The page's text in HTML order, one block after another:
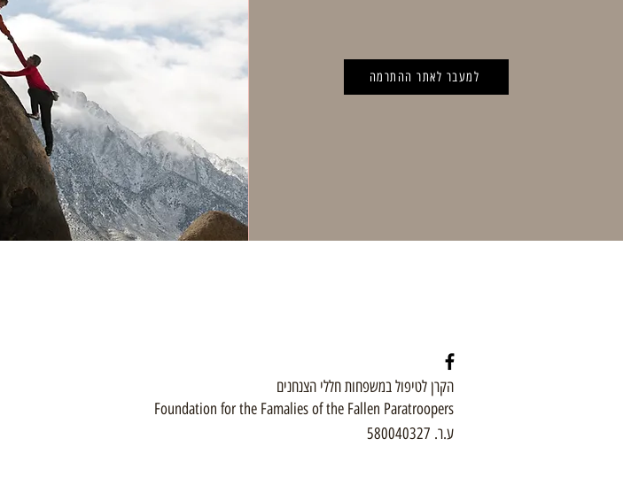
למעבר לאתר ההתרמה
הקרן לטיפול במשפחות חללי הצנחנים
Foundation for the Famalies of the Fallen Paratroopers
ע.ר. 580040327